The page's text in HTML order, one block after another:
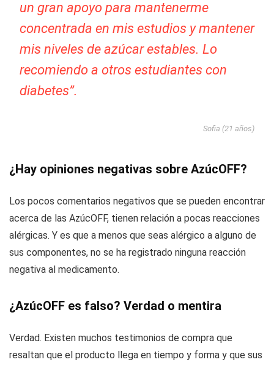
un gran apoyo para mantenerme
concentrada en mis estudios y mantener
mis niveles de azúcar estables. Lo
recomiendo a otros estudiantes con
diabetes”.
Sofia (21 años)
¿Hay opiniones negativas sobre AzúcOFF?
Los pocos comentarios negativos que se pueden encontrar
acerca de las AzúcOFF, tienen relación a pocas reacciones
alérgicas. Y es que a menos que seas alérgico a alguno de
sus componentes, no se ha registrado ninguna reacción
negativa al medicamento.
¿AzúcOFF es falso? Verdad o mentira
Verdad. Existen muchos testimonios de compra que
resaltan que el producto llega en tiempo y forma y que sus